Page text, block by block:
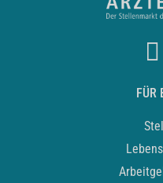
FÜR